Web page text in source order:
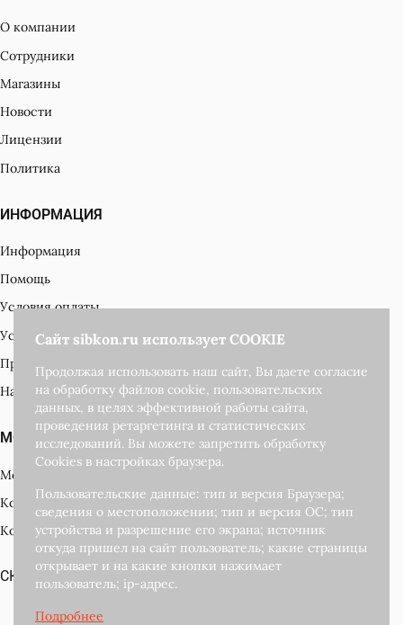
О компании
Сотрудники
Магазины
Новости
Лицензии
Политика
ИНФОРМАЦИЯ
Информация
Помощь
Условия оплаты
Условия доставки
Производители
Наши награды
МОЙ КАБИНЕТ
Мой кабинет
Корзина
Контакты
СКАЧАТЬ КАТАЛОГ ПОДАРКОВ
поддержка сайта
Согласен сполитикой обработки
персональных данных
моб. версия
Сайт sibkon.ru использует COOKIE
Продолжая использовать наш сайт, Вы даете согласие
на обработку файлов cookie, пользовательских
данных, в целях эффективной работы сайта,
проведения ретаргетинга и статистических
исследований. Вы можете запретить обработку
Cookies в настройках браузера.
Пользовательские данные: тип и версия Браузера;
сведения о местоположении; тип и версия ОС; тип
устройства и разрешение его экрана; источник
откуда пришел на сайт пользователь; какие страницы
открывает и на какие кнопки нажимает
пользователь; ip-адрес.